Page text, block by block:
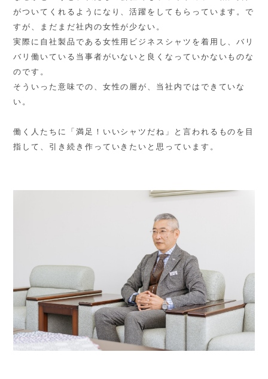
がついてくれるようになり、活躍をしてもらっています。で
すが、まだまだ社内の女性が少ない。
実際に自社製品である女性用ビジネスシャツを着用し、バリ
バリ働いている当事者がいないと良くなっていかないものな
のです。
そういった意味での、女性の層が、当社内ではできていな
い。
働く人たちに「満足！いいシャツだね」と言われるものを目
指して、引き続き作っていきたいと思っています。